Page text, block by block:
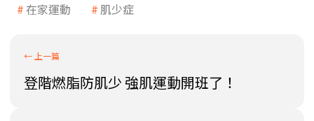
在家運動 肌少症
登階燃脂防肌少 強肌運動開班了！